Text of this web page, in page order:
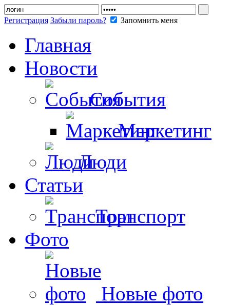
Регистрация Забыли пароль? Запомнить меня
Главная
Новости
События
Маркетинг
Люди
Статьи
Транспорт
Фото
Новые фото